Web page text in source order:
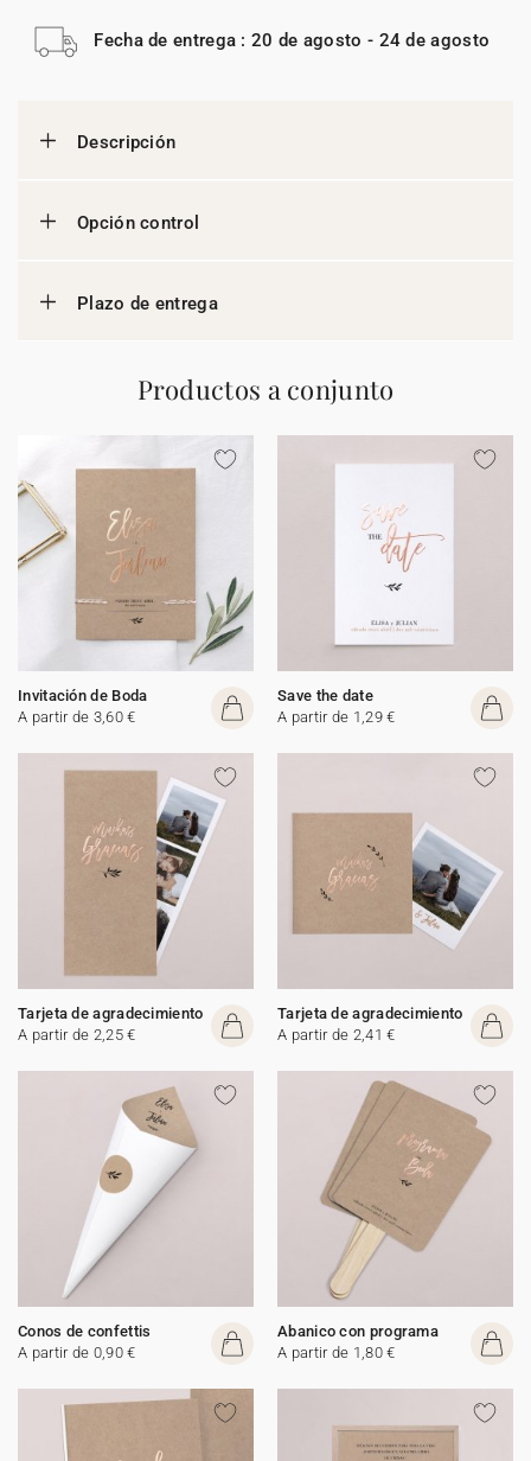
Fecha de entrega : 20 de agosto - 24 de agosto
Descripción
Opción control
Plazo de entrega
Productos a conjunto
Invitación de Boda
A partir de 3,60 €
Save the date
A partir de 1,29 €
Tarjeta de agradecimiento
A partir de 2,25 €
Tarjeta de agradecimiento
A partir de 2,41 €
Conos de confettis
A partir de 0,90 €
Abanico con programa
A partir de 1,80 €